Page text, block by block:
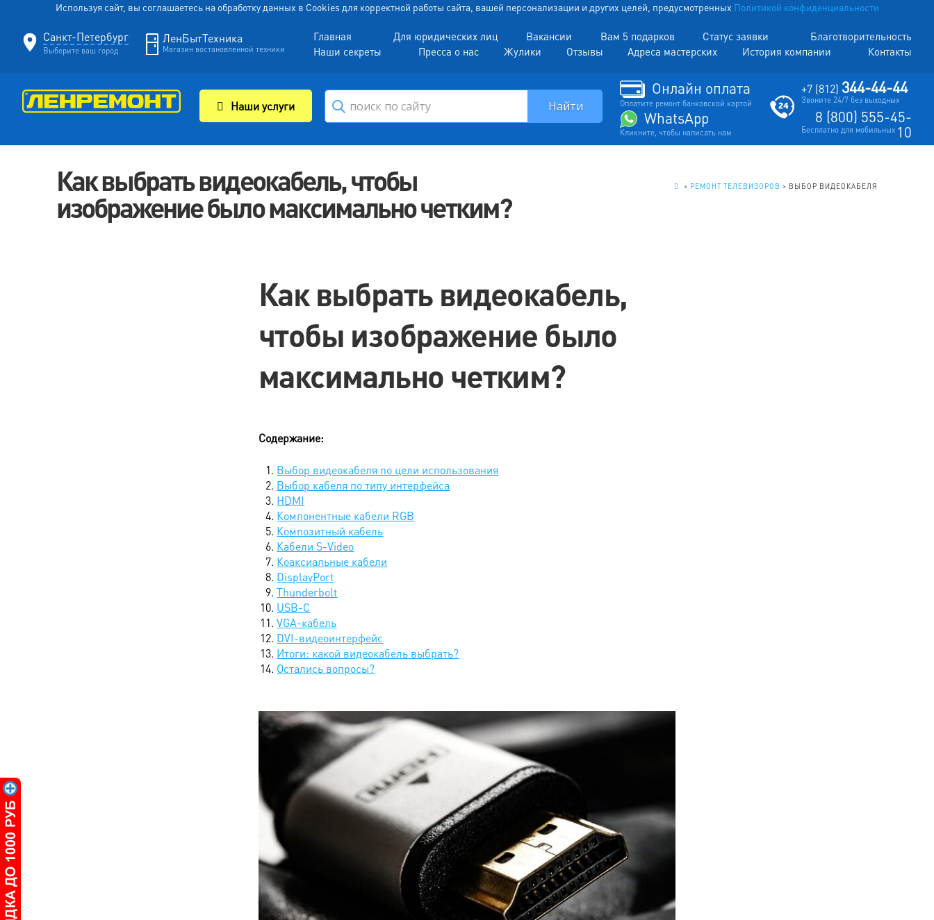
Используя сайт, вы соглашаетесь на обработку данных в Cookies для корректной работы сайта, вашей персонализации и других целей, предусмотренных Политикой конфиденциальности
Санкт-Петербург
Выберите ваш город
ЛенБытТехника
Магазин востановленной техники
Главная Для юридических лиц Вакансии Вам 5 подарков Статус заявки
Благотворительность
Наши секреты
Пресса о нас Жулики Отзывы Адреса мастерских История компании Контакты
Наши услуги
Онлайн оплата
Оплатите ремонт банковской картой
WhatsApp
Кликните, чтобы написать нам
+7 (812) 344-44-44
Звоните 24/7 без выходных
8 (800) 555-45-
10
Бесплатно для мобильных
Как выбрать видеокабель, чтобы
изображение было максимально четким?
> РЕМОНТ ТЕЛЕВИЗОРОВ > ВЫБОР ВИДЕОКАБЕЛЯ
Как выбрать видеокабель,
чтобы изображение было
максимально четким?
Содержание:
Выбор видеокабеля по цели использования
Выбор кабеля по типу интерфейса
HDMI
Компонентные кабели RGB
Композитный кабель
Кабели S-Video
Коаксиальные кабели
DisplayPort
Thunderbolt
USB-C
VGA-кабель
DVI-видеоинтерфейс
Итоги: какой видеокабель выбрать?
Остались вопросы?